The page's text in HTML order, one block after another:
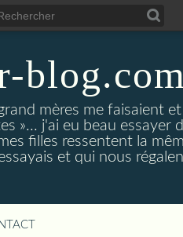
blog.com
mères me faisaient
»... j'ai eu beau essayer
filles ressentent la
et qui nous